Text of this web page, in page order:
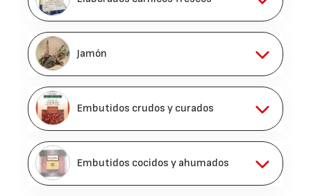
Jamón
Embutidos crudos y curados
Embutidos cocidos y ahumados